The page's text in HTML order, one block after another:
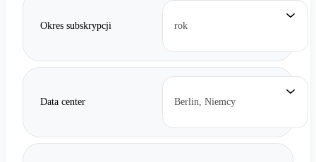
Okres subskrypcji rok
Data center Berlin, Niemcy